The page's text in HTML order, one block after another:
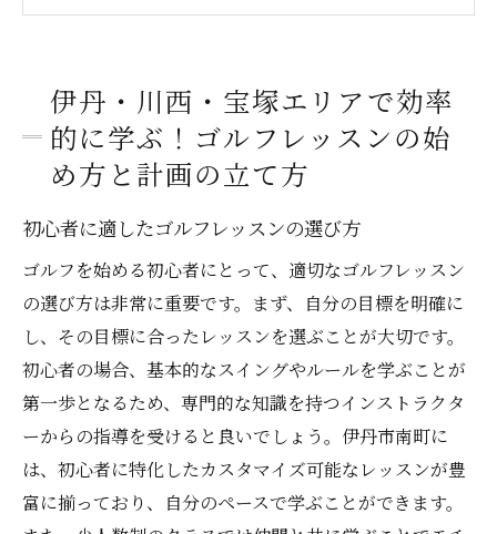
伊丹・川西・宝塚エリアのレッスン施設の
活用法
初心者でも安心！ゴルフレッスンで目指す成功
への第一歩
初心者が最初に学ぶべき基本ルール
インストラクターとのコミュニケーション
のコツ
練習成果を最大化するためのフィードバッ
ク活用法
初めてのラウンド体験での心構え
レッスンを継続するモチベーションの保ち
方
伊丹・川西・宝塚エリアで効率
的に学ぶ！ゴルフレッスンの始
め方と計画の立て方
初心者に適したゴルフレッスンの選び方
ゴルフを始める初心者にとって、適切なゴルフレッスン
の選び方は非常に重要です。まず、自分の目標を明確に
し、その目標に合ったレッスンを選ぶことが大切です。
初心者の場合、基本的なスイングやルールを学ぶことが
第一歩となるため、専門的な知識を持つインストラクタ
ーからの指導を受けると良いでしょう。伊丹市南町に
は、初心者に特化したカスタマイズ可能なレッスンが豊
富に揃っており、自分のペースで学ぶことができます。